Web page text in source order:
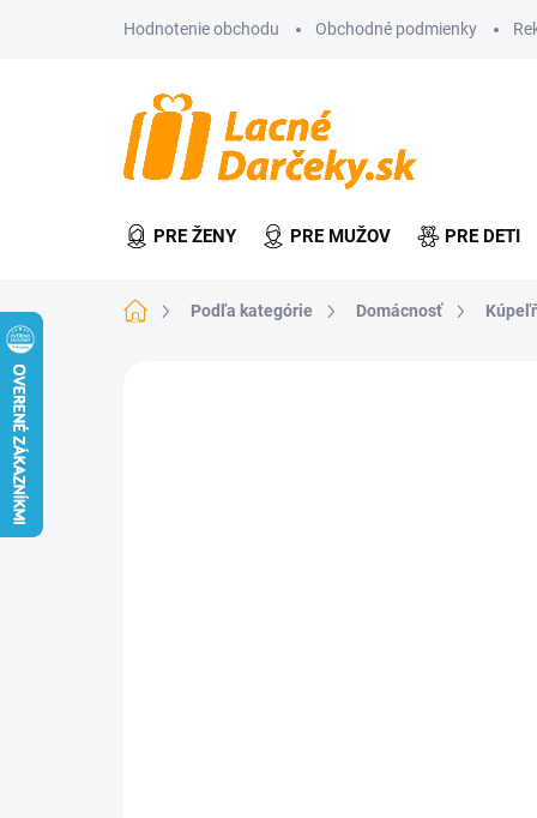
Hodnotenie obchodu Obchodné podmienky
PRE ŽENY PRE MUŽOV PRE DETI
DomovPodľa kategórie Domácnosť